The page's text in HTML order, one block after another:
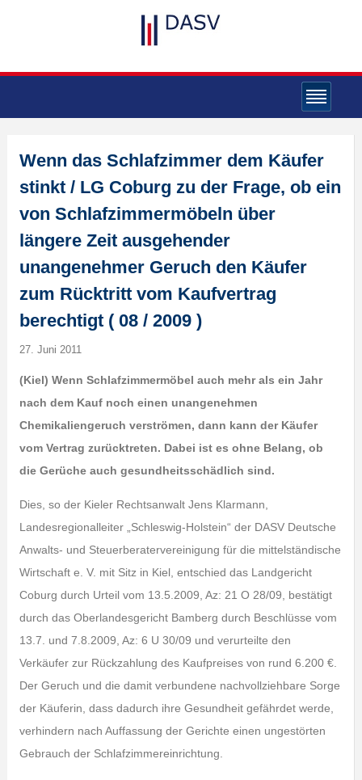
Wenn das Schlafzimmer dem Käufer
stinkt / LG Coburg zu der Frage, ob ein
von Schlafzimmermöbeln über
längere Zeit ausgehender
unangenehmer Geruch den Käufer
zum Rücktritt vom Kaufvertrag
berechtigt ( 08 / 2009 )
27. Juni 2011
(Kiel) Wenn Schlafzimmermöbel auch mehr als ein Jahr
nach dem Kauf noch einen unangenehmen
Chemikaliengeruch verströmen, dann kann der Käufer
vom Vertrag zurücktreten. Dabei ist es ohne Belang, ob
die Gerüche auch gesundheitsschädlich sind.
Dies, so der Kieler Rechtsanwalt Jens Klarmann,
Landesregionalleiter „Schleswig-Holstein“ der DASV Deutsche
Anwalts- und Steuerberatervereinigung für die mittelständische
Wirtschaft e. V. mit Sitz in Kiel, entschied das Landgericht
Coburg durch Urteil vom 13.5.2009, Az: 21 O 28/09, bestätigt
durch das Oberlandesgericht Bamberg durch Beschlüsse vom
13.7. und 7.8.2009, Az: 6 U 30/09 und verurteilte den
Verkäufer zur Rückzahlung des Kaufpreises von rund 6.200 €.
Der Geruch und die damit verbundene nachvollziehbare Sorge
der Käuferin, dass dadurch ihre Gesundheit gefährdet werde,
verhindern nach Auffassung der Gerichte einen ungestörten
Gebrauch der Schlafzimmereinrichtung.